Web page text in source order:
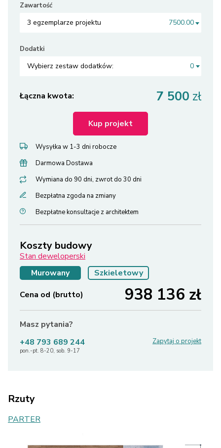
Zawartość
3 egzemplarze projektu 7500.00
Dodatki
Wybierz zestaw dodatków: 0
Łączna kwota: 7 500 zł
Kup projekt
Wysyłka w 1-3 dni robocze
Darmowa Dostawa
Wymiana do 90 dni, zwrot do 30 dni
Bezpłatna zgoda na zmiany
Bezpłatne konsultacje z architektem
Koszty budowy
Stan deweloperski
Murowany
Szkieletowy
Cena od (brutto) 938 136 zł
Masz pytania?
+48 793 689 244
pon.-pt. 8-20, sob. 9-17
Zapytaj o projekt
Rzuty
PARTER